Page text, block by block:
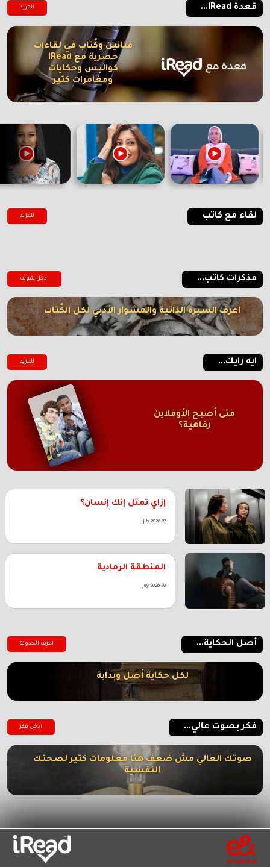
قعدة iRead... للمزيد
فنانين وكُتاب في لقاءات
حصرية مع iRead
كواليس وحكايات
ومغامرات كتير
لقاء مع كاتب للمزيد
مذكرات كاتب... ادخل شوف
اعرف السيرة الذاتية والمشوار الأدبي لكل الكُتاب
ايه رايك... للمزيد
متى أصبح الأوفلاين
رفاهية؟
إزاي تمثل إنك إنسان؟
27 July 2026
المنطقة الرمادية
20 July 2026
أصل الحكاية... اعرف الحدوتة
لكل حكاية أصل وبداية
فكر بصوت عالي... ادخل فكر
صوتك العالي مش ضعف هنا معلومات كتير لصحتك
النفسية